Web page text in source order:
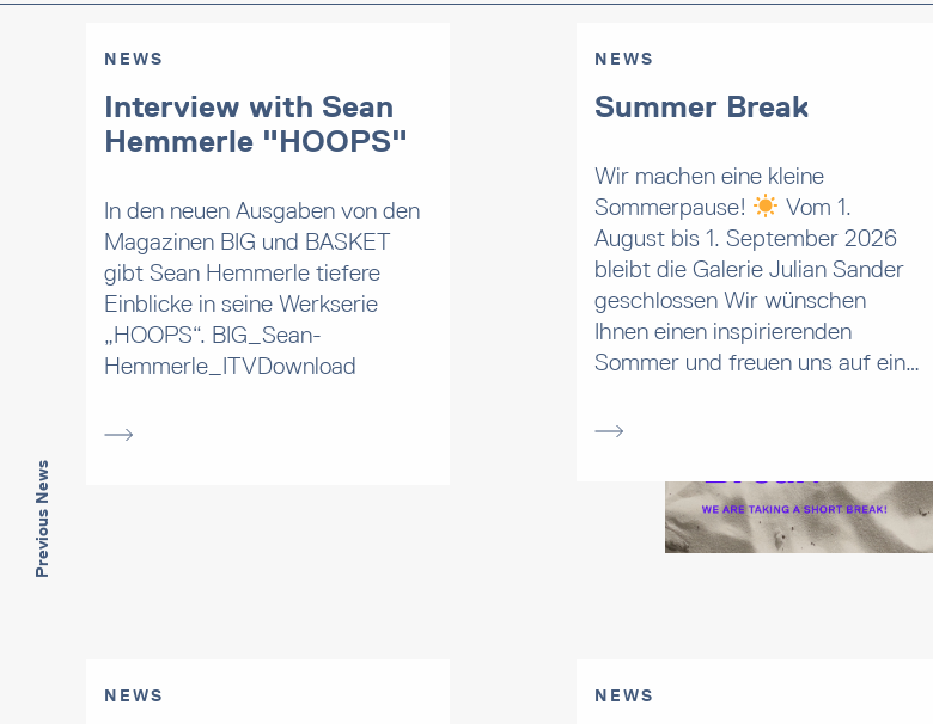
Previous News
NEWS
Interview with Sean
Hemmerle "HOOPS"
In den neuen Ausgaben von den
Magazinen BIG und BASKET
gibt Sean Hemmerle tiefere
Einblicke in seine Werkserie
„HOOPS“. BIG_Sean-
Hemmerle_ITVDownload
NEWS
Summer Break
Wir machen eine kleine
Sommerpause!
Vom 1.
August bis 1. September 2026
bleibt die Galerie Julian Sander
geschlossen Wir wünschen
Ihnen einen inspirierenden
Sommer und freuen uns auf ein…
NEWS NEWS